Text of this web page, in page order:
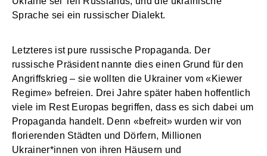
Sprache sei ein russischer Dialekt.
Letzteres ist pure russische Propaganda. Der
russische Präsident nannte dies einen Grund für den
Angriffskrieg – sie wollten die Ukrainer vom «Kiewer
Regime» befreien. Drei Jahre später haben hoffentlich
viele im Rest Europas begriffen, dass es sich dabei um
Propaganda handelt. Denn «befreit» wurden wir von
florierenden Städten und Dörfern, Millionen
Ukrainer*innen von ihren Häusern und